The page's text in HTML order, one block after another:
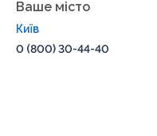
Ваше місто
Київ
0 (800) 30-44-40